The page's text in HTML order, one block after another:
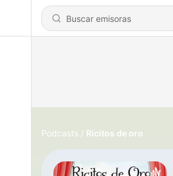
Podcasts Ricitos de oro